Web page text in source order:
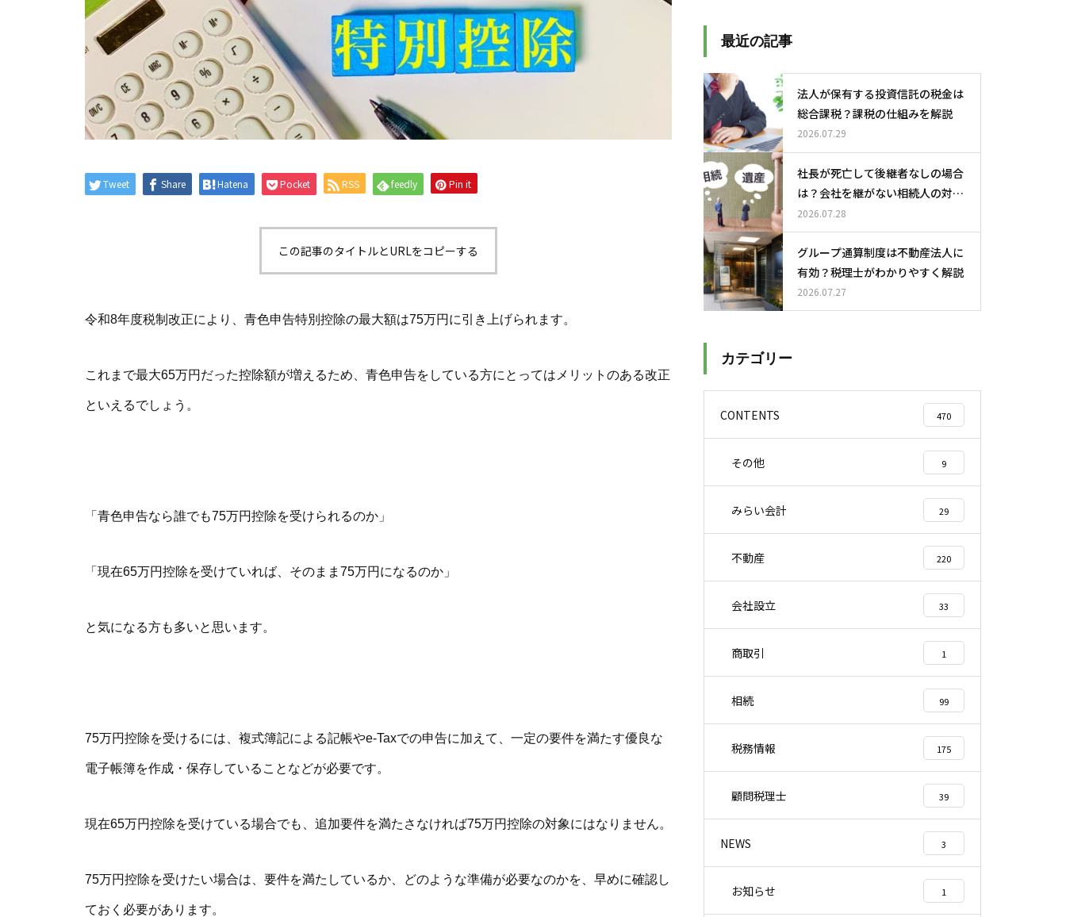
Tweet Share Hatena Pocket RSS feedly Pin it
この記事のタイトルとURLをコピーする
令和8年度税制改正により、青色申告特別控除の最大額は75万円に引き上げられます。
これまで最大65万円だった控除額が増えるため、青色申告をしている方にとってはメリットのある改正
といえるでしょう。
「青色申告なら誰でも75万円控除を受けられるのか」
「現在65万円控除を受けていれば、そのまま75万円になるのか」
と気になる方も多いと思います。
75万円控除を受けるには、複式簿記による記帳やe-Taxでの申告に加えて、一定の要件を満たす優良な
電子帳簿を作成・保存していることなどが必要です。
現在65万円控除を受けている場合でも、追加要件を満たさなければ75万円控除の対象にはなりません。
75万円控除を受けたい場合は、要件を満たしているか、どのような準備が必要なのかを、早めに確認し
ておく必要があります。
最近の記事
法人が保有する投資信託の税金は
総合課税？課税の仕組みを解説
2026.07.29
社長が死亡して後継者なしの場合
は？会社を継がない相続人の対応
と選択肢
2026.07.28
グループ通算制度は不動産法人に
有効？税理士がわかりやすく解説
2026.07.27
カテゴリー
CONTENTS 470
その他 9
みらい会計 29
不動産 220
会社設立 33
商取引 1
相続 99
税務情報 175
顧問税理士 39
NEWS 3
お知らせ 1